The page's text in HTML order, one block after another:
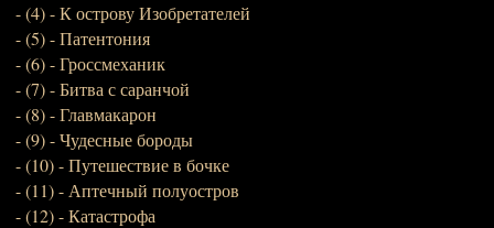
- (4) - К острову Изобретателей
- (5) - Патентония
- (6) - Гроссмеханик
- (7) - Битва с саранчой
- (8) - Главмакарон
- (9) - Чудесные бороды
- (10) - Путешествие в бочке
- (11) - Аптечный полуостров
- (12) - Катастрофа